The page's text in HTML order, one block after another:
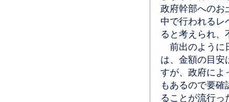
政府幹部へのお
中で行われるレ
ると考えられ、
前出のように
は、金額の目安
すが、政府によ
もあるので要
ることが流行っ